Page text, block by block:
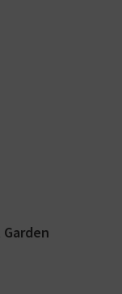
liquide
sans